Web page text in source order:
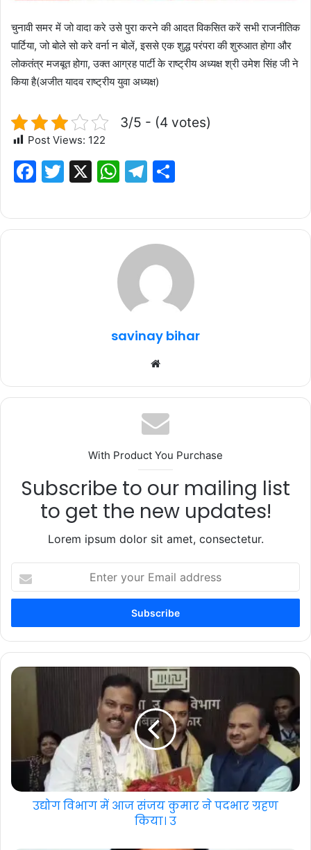
चुनावी समर में जो वादा करे उसे पुरा करने की आदत विकसित करें सभी राजनीतिक
पार्टिया, जो बोले सो करे वर्ना न बोलें, इससे एक शुद्ध परंपरा की शुरुआत होगा और
लोकतंत्र मजबूत होगा, उक्त आग्रह पार्टी के राष्ट्रीय अध्यक्ष श्री उमेश सिंह जी ने
किया है(अजीत यादव राष्ट्रीय युवा अध्यक्ष)
3/5 - (4 votes)
Post Views: 122
F
c
e
T
it
te
X
W
at
s
A
p
T
e
g
ra
ar
e
savinay bihar
With Product You Purchase
Subscribe to our mailing list
to get the new updates!
Lorem ipsum dolor sit amet, consectetur.
your
Email
उद्योग विभाग में आज संजय कुमार ने पदभार ग्रहण
किया। उ